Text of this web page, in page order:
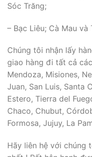
Sóc Trăng;
– Bạc Liêu; Cà Mau và
Chúng tôi nhận lấy
giao hàng đi tất cả
Mendoza, Misiones,
Juan, San Luis, Santa
Estero, Tierra del
Chaco, Chubut,
Formosa, Jujuy, La
Hãy liên hệ với chúng